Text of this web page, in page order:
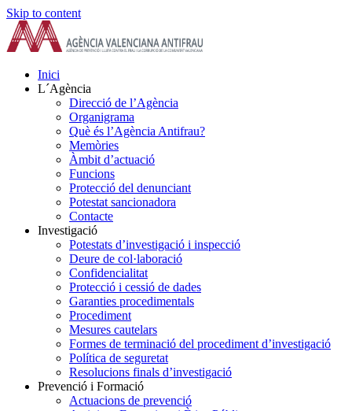
Skip to content
Inici
L´Agència
Direcció de l’Agència
Organigrama
Què és l’Agència Antifrau?
Memòries
Àmbit d’actuació
Funcions
Protecció del denunciant
Potestat sancionadora
Contacte
Investigació
Potestats d’investigació i inspecció
Deure de col·laboració
Confidencialitat
Protecció i cessió de dades
Garanties procedimentals
Procediment
Mesures cautelars
Formes de terminació del procediment d’investigació
Política de seguretat
Resolucions finals d’investigació
Prevenció i Formació
Actuacions de prevenció